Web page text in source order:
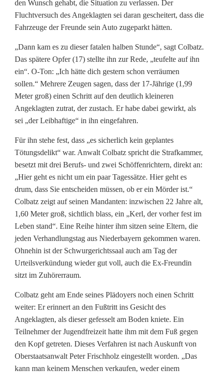
n
v
e
r
s
u
c
h
t
e
n
M
o
r
d
s
den Wunsch gehabt, die Situation zu verlassen. Der
Fluchtversuch des Angeklagten sei daran gescheitert, dass die
Fahrzeuge der Freunde sein Auto zugeparkt hätten.
„Dann kam es zu dieser fatalen halben Stunde“, sagt Colbatz.
Das spätere Opfer (17) stellte ihn zur Rede, „teufelte auf ihn
ein“. O-Ton: „Ich hätte dich gestern schon verräumen
sollen.“ Mehrere Zeugen sagen, dass der 17-Jährige (1,99
Meter groß) einen Schritt auf den deutlich kleineren
Angeklagten zutrat, der zustach. Er habe dabei gewirkt, als
sei „der Leibhaftige“ in ihn eingefahren.
Für ihn stehe fest, dass „es sicherlich kein geplantes
Tötungsdelikt“ war. Anwalt Colbatz spricht die Strafkammer,
besetzt mit drei Berufs- und zwei Schöffenrichtern, direkt an:
„Hier geht es nicht um ein paar Tagessätze. Hier geht es
drum, dass Sie entscheiden müssen, ob er ein Mörder ist.“
Colbatz zeigt auf seinen Mandanten: inzwischen 22 Jahre alt,
1,60 Meter groß, sichtlich blass, ein „Kerl, der vorher fest im
Leben stand“. Eine Reihe hinter ihm sitzen seine Eltern, die
jeden Verhandlungstag aus Niederbayern gekommen waren.
Ohnehin ist der Schwurgerichtssaal auch am Tag der
Urteilsverkündung wieder gut voll, auch die Ex-Freundin
sitzt im Zuhörerraum.
Colbatz geht am Ende seines Plädoyers noch einen Schritt
weiter: Er erinnert an den Fußtritt ins Gesicht des
Angeklagten, als dieser gefesselt am Boden kniete. Ein
Teilnehmer der Jugendfreizeit hatte ihm mit dem Fuß gegen
den Kopf getreten. Dieses Verfahren ist nach Auskunft von
Oberstaatsanwalt Peter Frischholz eingestellt worden. „Das
kann man keinem Menschen verkaufen, weder einem